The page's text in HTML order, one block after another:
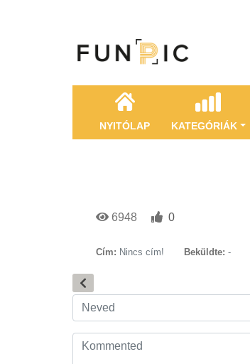
NYITÓLAP KATEGÓRIÁK
6948 0
Cím: Nincs cím! Beküldte: -